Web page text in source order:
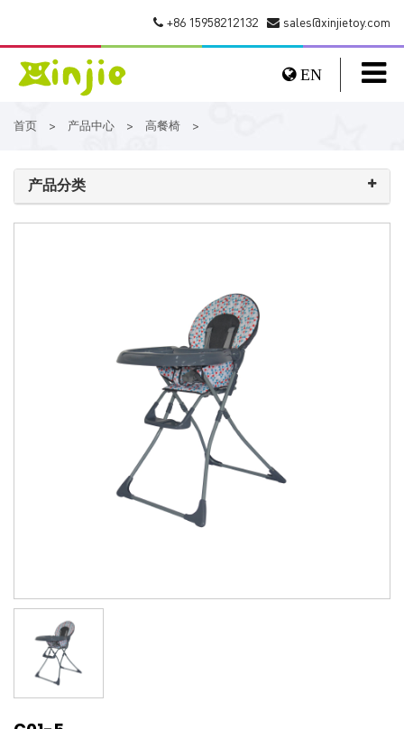
sales@xinjietoy.com
+86 15958212132
EN
首页 > 产品中心 > 高餐椅 >
产品分类